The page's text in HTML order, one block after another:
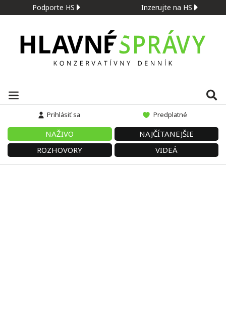
Podporte HS Inzerujte na HS
Prihlásiť sa Predplatné
NAŽIVO
NAJČÍTANEJŠIE
ROZHOVORY
VIDEÁ